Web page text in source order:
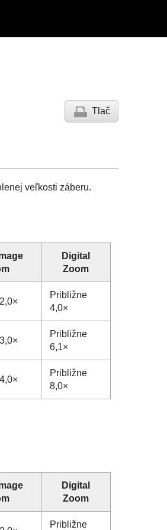
Tlač
veľkosti záberu.
Digital
Zoom
Približne
4,0×
Približne
6,1×
Približne
8,0×
Digital
Zoom
Približne